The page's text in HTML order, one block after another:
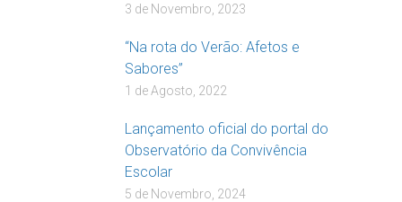
3 de Novembro, 2023
“Na rota do Verão: Afetos e
Sabores”
1 de Agosto, 2022
Lançamento oficial do portal do
Observatório da Convivência
Escolar
5 de Novembro, 2024